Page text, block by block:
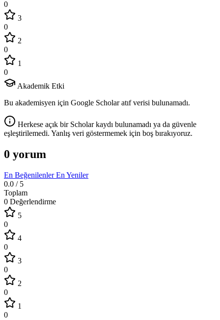
0
3
0
2
0
1
0
Akademik Etki
Bu akademisyen için Google Scholar atıf verisi bulunamadı.
Herkese açık bir Scholar kaydı bulunamadı ya da güvenle
eşleştirilemedi. Yanlış veri göstermemek için boş bırakıyoruz.
0 yorum
En BeğenilenlerEn Yeniler
0.0 / 5
Toplam
0 Değerlendirme
5
0
4
0
3
0
2
0
1
0